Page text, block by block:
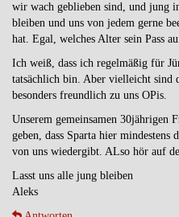
wir wach geblieben sind, und jung
bleiben und uns von jedem gerne
hat. Egal, welches Alter sein Pass
Ich weiß, dass ich regelmäßig für
tatsächlich bin. Aber vielleicht sind
besonders freundlich zu uns OPis.
Unserem gemeinsamen 30jährigen
geben, dass Sparta hier
von uns wiedergibt. ALso hör auf
Lasst uns alle jung bleiben
Aleks